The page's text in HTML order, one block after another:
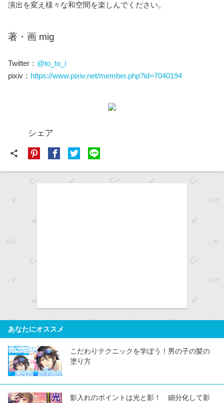
演出を変え様々な和空間を楽しんでください。
著・画 mig
Twitter： @to_to_i
pixiv： https://www.pixiv.net/member.php?id=7040194
シェア
share
あなたにオススメ
こだわりテクニックを学ぼう！男の子の髪の
塗り方
影入れのポイントは光と影！ 細分化して影